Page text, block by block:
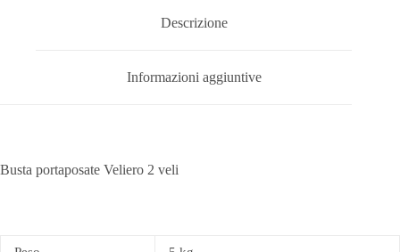
Descrizione
Informazioni aggiuntive
Busta portaposate Veliero 2 veli